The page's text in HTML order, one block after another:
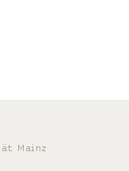
Mainz